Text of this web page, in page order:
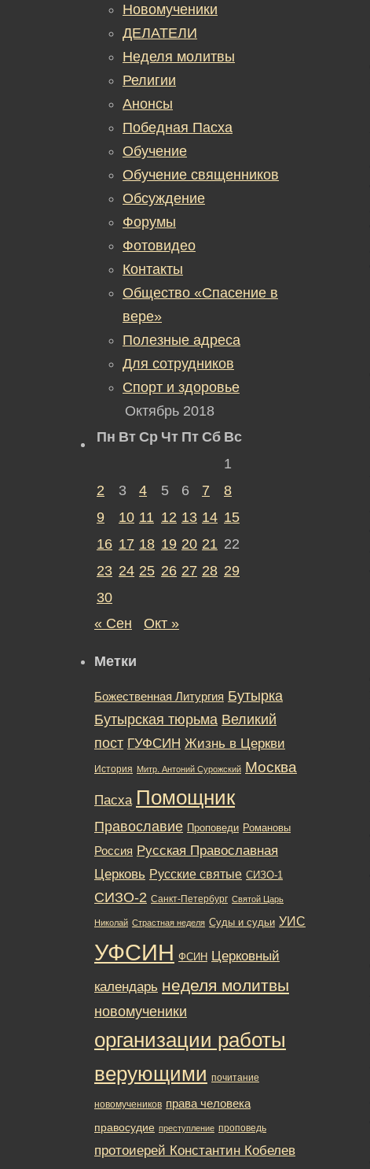
Новомученики
ДЕЛАТЕЛИ
Неделя молитвы
Религии
Анонсы
Победная Пасха
Обучение
Обучение священников
Обсуждение
Форумы
Фотовидео
Контакты
Общество «Спасение в
вере»
Полезные адреса
Для сотрудников
Спорт и здоровье
Октябрь 2018
Пн Вт Ср Чт Пт Сб Вс
1
2
3 4 5 6 7
8
9
10 11 12 13 14 15
16 17 18 19 20 21 22
23 24 25 26 27 28 29
30
« Сен
Окт »
Метки
Божественная Литургия Бутырка
Бутырская тюрьма Великий
пост ГУФСИН Жизнь в Церкви
История Митр. Антоний Сурожский Москва
Пасха Помощник
Православие Проповеди Романовы
Россия Русская Православная
Церковь Русские святые СИЗО-1
СИЗО-2 Санкт-Петербург Святой Царь
Николай Страстная неделя Суды и судьи УИС
УФСИН ФСИН Церковный
календарь неделя молитвы
новомученики
организации работы
верующими почитание
новомучеников права человека
правосудие преступление проповедь
протоиерей Константин Кобелев